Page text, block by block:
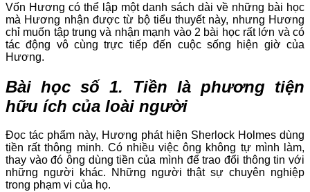
Vốn Hương có thể lập một danh sách dài về những bài học
mà Hương nhận được từ bộ tiểu thuyết này, nhưng Hương
chỉ muốn tập trung và nhận mạnh vào 2 bài học rất lớn và có
tác động vô cùng trực tiếp đến cuộc sống hiện giờ của
Hương.
Bài học số 1. Tiền là phương tiện
hữu ích của loài người
Đọc tác phẩm này, Hương phát hiện Sherlock Holmes dùng
tiền rất thông minh. Có nhiều việc ông không tự mình làm,
thay vào đó ông dùng tiền của mình để trao đổi thông tin với
những người khác. Những người thật sự chuyên nghiệp
trong phạm vi của họ.